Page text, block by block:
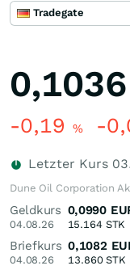
Tradegate
0,1036
-0,19 % -
Letzter Kurs
Dune Oil Corporation
Geldkurs
04.08.26
0,0990
15.164STK
Briefkurs
04.08.26
0,1082
13.860STK